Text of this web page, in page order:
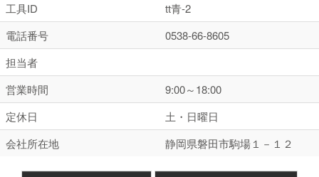
工具ID
tt青-2
電話番号
0538-66-8605
担当者
営業時間
9:00～18:00
定休日
土・日曜日
会社所在地
静岡県磐田市駒場１－１２